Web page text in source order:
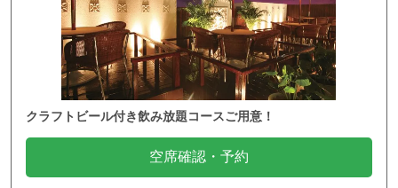
クラフトビール付き飲み放題コースご用意！
空席確認・予約